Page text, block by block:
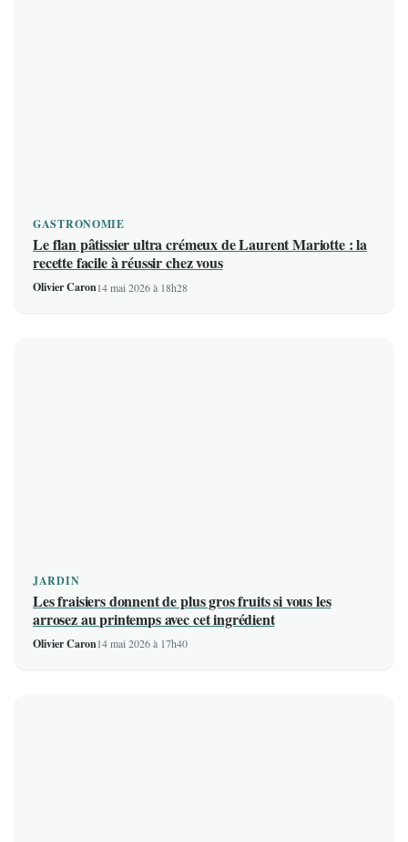
GASTRONOMIE
Le flan pâtissier ultra crémeux de Laurent Mariotte : la
recette facile à réussir chez vous
Olivier Caron14 mai 2026 à 18h28
JARDIN
Les fraisiers donnent de plus gros fruits si vous les
arrosez au printemps avec cet ingrédient
Olivier Caron14 mai 2026 à 17h40